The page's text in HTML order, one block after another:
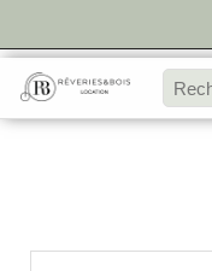
Pour toute